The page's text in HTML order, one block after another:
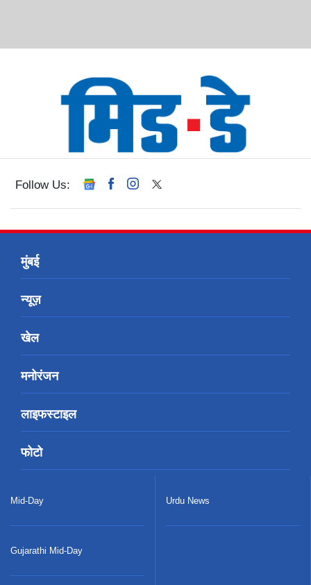
Follow Us:
मुंबई
न्यूज़
खेल
मनोरंजन
लाइफस्टाइल
फोटो
Mid-Day
Gujarathi Mid-Day
Urdu News